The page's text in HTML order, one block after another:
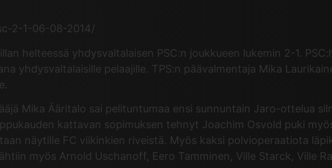
2-1-06-08-2014/
helteessä yhdysvaltalaisen PSC:n joukkueen lukemin 2-1.
yhdysvaltalaisille pelaajille. TPS:n päävalmentaja Mika
Mika Ääritalo sai pelituntumaa ensi sunnuntain Jaro-ottelua
kattavan sopimuksen tehnyt Joachim Osvold puki
näytille FC viikinkien riveistä. Myös kaksi polvioperaatiota
myös Arnold Uschanoff, Eero Tamminen, Ville Starck, Ville